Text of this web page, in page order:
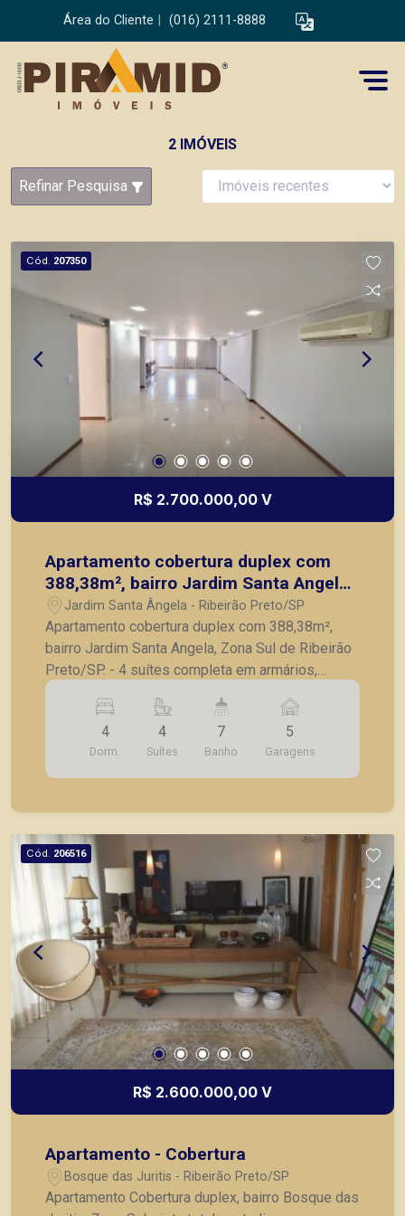
Área do Cliente (016) 2111-8888
2 IMÓVEIS
Refinar Pesquisa
Cód. 207350
R$ 2.700.000,00 V
Apartamento cobertura duplex com
388,38m², bairro Jardim Santa Angela,
Zona Sul de Ribeirão Preto/SP.
Jardim Santa Ângela - Ribeirão Preto/SP
Apartamento cobertura duplex com 388,38m²,
bairro Jardim Santa Angela, Zona Sul de Ribeirão
Preto/SP. - 4 suítes completa em armários,
sendo 1 suíte master com closet e hidro; -
Escritório; - Lavabo; - Sala para 3 ambientes; -
Cozinha planejada; - Despensa; - Lavanderia; -
Área de serviço; - Banheiro de serviço; - Varanda
gourmet com churrasqueira; - Vestiário; - Sauna; -
agilidade e segurança, em locação, vendas de
imóveis prontos, usados ou mesmo nos
principais lançamentos da cidade de Ribeirão
Preto.
4
Dorm.
4
Suítes
7
Banho
5
Garagens
Cód. 206516
R$ 2.600.000,00 V
Apartamento - Cobertura
Bosque das Juritis - Ribeirão Preto/SP
Apartamento Cobertura duplex, bairro Bosque das